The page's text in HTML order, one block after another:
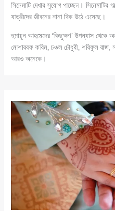
সিনেমাটি দেখার সুযোগ পাচ্ছেন। সিনেমাটির
যাত্রীদের জীবনের নানা দিক উঠে এসেছে।
হুমায়ূন আহমেদের ‘কিছুক্ষণ’ উপন্যাস থেকে
মোশাররফ করিম, চঞ্চল চৌধুরী, শরিফুল রাজ,
আরও অনেকে।